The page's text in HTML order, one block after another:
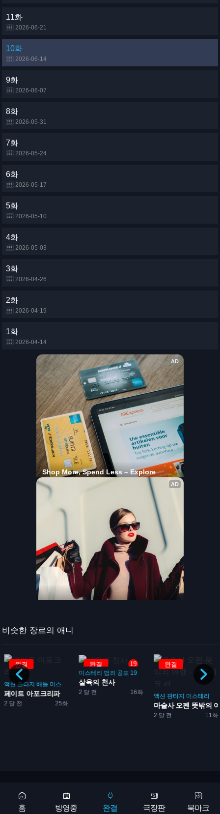
11화
2026-06-21
10화
2026-06-14
9화
2026-06-07
8화
2026-05-31
7화
2026-05-24
6화
2026-05-17
5화
2026-05-10
4화
2026-05-03
3화
2026-04-26
2화
2026-04-19
1화
2026-04-14
비슷한 장르의 애니
완결
액션 판타지 배틀 미스테리
2 달 전 25화
페이트 아포크리파
완결 19
미스테리 범죄 공포 19
2 달 전 16화
살육의 천사
완결
액션 판타지 미스테리
2 달 전 11화
마술사 오펜 뜻밖의
Copyright 2026 © 애니어바웃, aniabout.com. All Rights Reserved
홈 방영중 완결 극장판 북마크